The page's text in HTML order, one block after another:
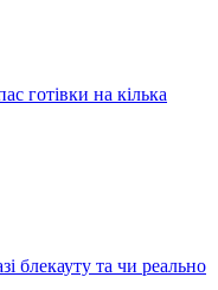
готівки на кілька
блекауту та чи реально